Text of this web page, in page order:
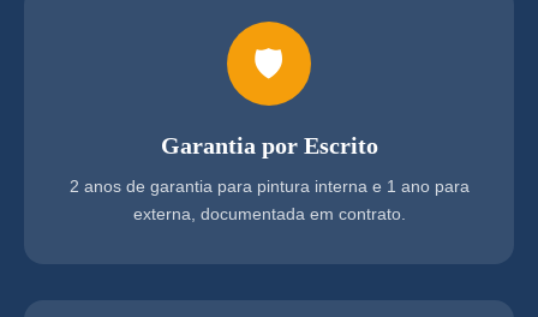
🛡️
Garantia por Escrito
2 anos de garantia para pintura interna e 1 ano para
externa, documentada em contrato.